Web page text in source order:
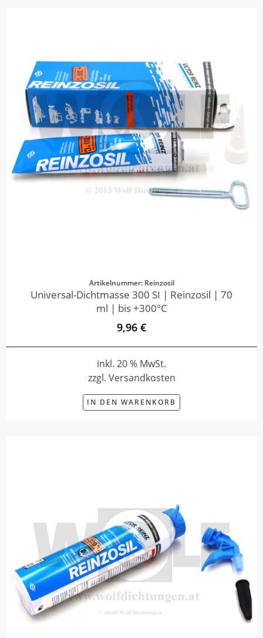
Artikelnummer: Reinzosil
Universal-Dichtmasse 300 SI | Reinzosil | 70
ml | bis +300°C
9,96 €
inkl. 20 % MwSt.
zzgl. Versandkosten
IN DEN WARENKORB